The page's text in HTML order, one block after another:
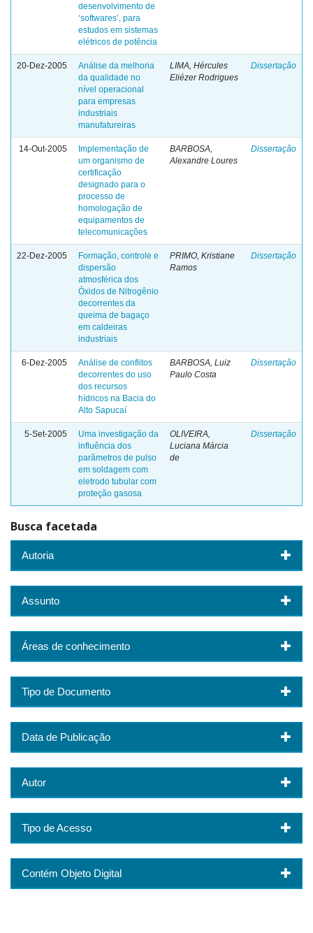
desenvolvimento de
‘softwares’, para
estudos em sistemas
elétricos de potência
20-Dez-2005
Análise da melhoria
da qualidade no
nível operacional
para empresas
industriais
manufatureiras
LIMA, Hércules
Eliézer Rodrigues
Dissertação
14-Out-2005
Implementação de
um organismo de
certificação
designado para o
processo de
homologação de
equipamentos de
telecomunicações
BARBOSA,
Alexandre Loures
Dissertação
22-Dez-2005
Formação, controle e
dispersão
atmosférica dos
Óxidos de Nitrogênio
decorrentes da
queima de bagaço
em caldeiras
industriais
PRIMO, Kristiane
Ramos
Dissertação
6-Dez-2005
Análise de conflitos
decorrentes do uso
dos recursos
hídricos na Bacia do
Alto Sapucaí
BARBOSA, Luiz
Paulo Costa
Dissertação
5-Set-2005
Uma investigação da
influência dos
parâmetros de pulso
em soldagem com
eletrodo tubular com
proteção gasosa
OLIVEIRA,
Luciana Márcia
de
Dissertação
Busca facetada
Autoria
Assunto
Áreas de conhecimento
Tipo de Documento
Data de Publicação
Autor
Tipo de Acesso
Contém Objeto Digital